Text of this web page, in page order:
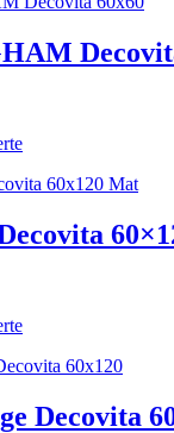
Decovita